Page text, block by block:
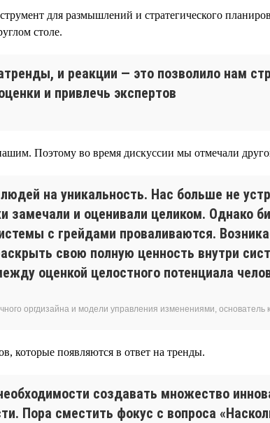
для размышлений и стратегического
столе.
и реакции — это позволило нам
и привлечь экспертов
Поэтому во время дискуссии мы отмечали
на уникальность. Нас больше не
и оценивали целиком. Однако
с грейдами проваливаются.
свою полную ценность внутри
оценкой целостного потенциала
оргдизайна и модели управления изменениями,
которые появляются в ответ на тренды.
создавать множество
Пора сместить фокус с вопроса